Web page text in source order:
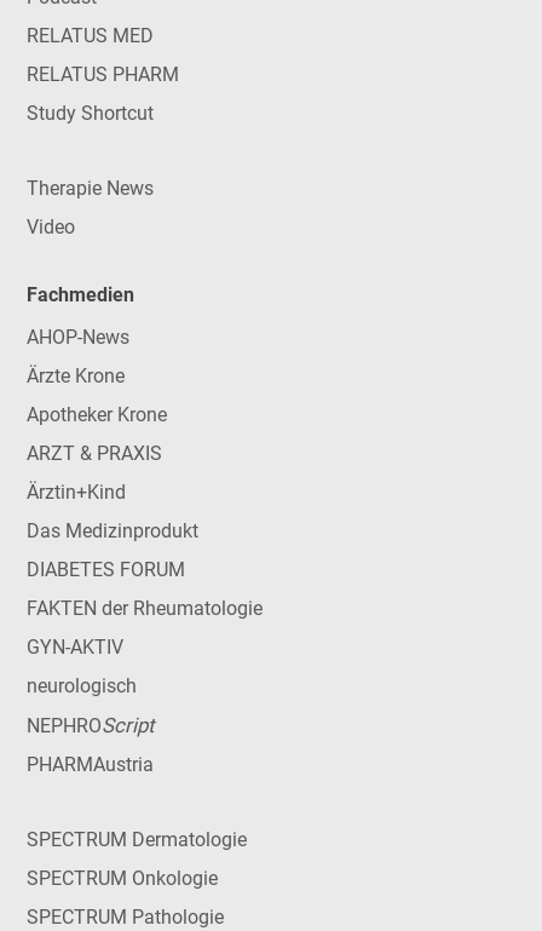
RELATUS MED
RELATUS PHARM
Study Shortcut
Therapie News
Video
Fachmedien
AHOP-News
Ärzte Krone
Apotheker Krone
ARZT & PRAXIS
Ärztin+Kind
Das Medizinprodukt
DIABETES FORUM
FAKTEN der Rheumatologie
GYN-AKTIV
neurologisch
NEPHROScript
PHARMAustria
SPECTRUM Dermatologie
SPECTRUM Onkologie
SPECTRUM Pathologie